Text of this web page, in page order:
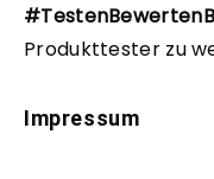
Produkttester zu
Impressum